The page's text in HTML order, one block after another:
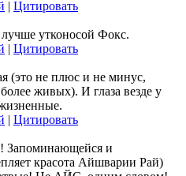
| Цитировать
утконосой Фокс.
| Цитировать
(это не плюс и не минус,
живых). И глаза везде у
| Цитировать
Запоминающейся и
красота Айшварии Рай)